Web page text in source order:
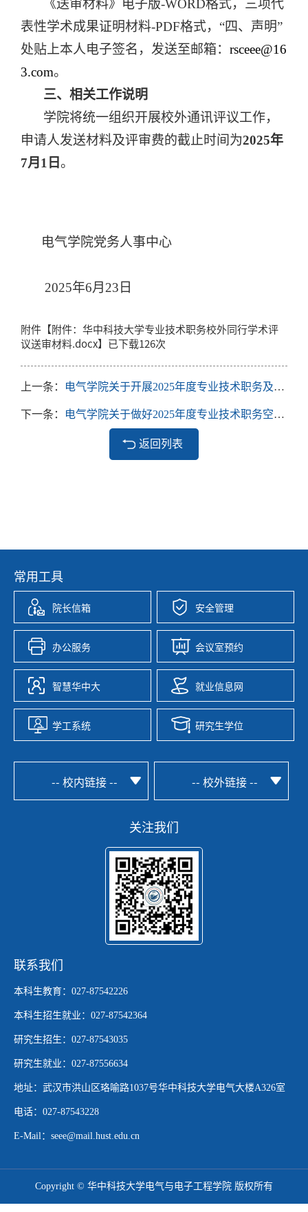
《送审材料》电子版-WORD格式，三项代
表性学术成果证明材料-PDF格式，“四、声明”
处贴上本人电子签名，发送至邮箱： rsceee@16
3.com。
三、相关工作说明
学院将统一组织开展校外通讯评议工作，
申请人发送材料及评审费的截止时间为2025年
7月 1 日 。
电气学院党务人事中心
2025年6月 23 日
附件【附件：华中科技大学专业技术职务校外同行学术评
议送审材料.docx】已下载126次
上一条： 电气学院关于开展2025年度专业技术职务及十三级岗位空岗聘任工作的通知
下一条： 电气学院关于做好2025年度专业技术职务空岗聘任摸底工作的通知
返回列表
常用工具
院长信箱 安全管理
办公服务 会议室预约
智慧华中大 就业信息网
学工系统 研究生学位
-- 校内链接 -- -- 校外链接 --
关注我们
联系我们
本科生教育：027-87542226
本科生招生就业：027-87542364
研究生招生：027-87543035
研究生就业：027-87556634
地址：武汉市洪山区珞喻路1037号华中科技大学电气大楼A326室
电话：027-87543228
E-Mail：seee@mail.hust.edu.cn
Copyright © 华中科技大学电气与电子工程学院 版权所有